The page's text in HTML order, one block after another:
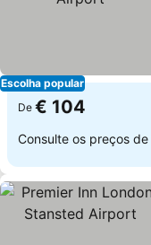
Escolha popular
De € 104
Consulte os preços de